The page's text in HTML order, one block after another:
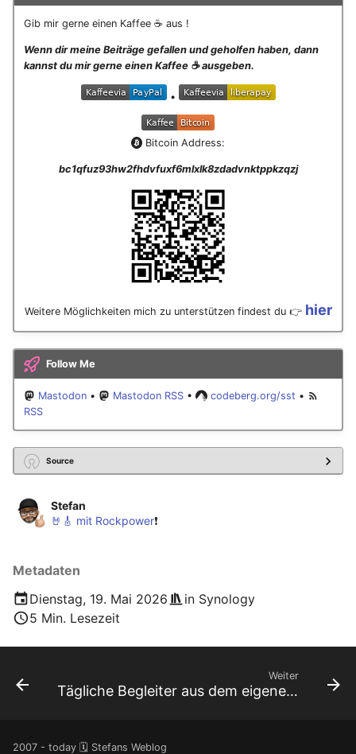
Stefan
🤘🎸 mit Rockpower❗️
Metadaten
Dienstag, 19. Mai 2026
in Synology
5 Min. Lesezeit
Gib mir gerne einen Kaffee ☕ aus !
Wenn dir meine Beiträge gefallen und geholfen haben, dann
kannst du mir gerne einen Kaffee ☕️ ausgeben.
•
Bitcoin Address:
bc1qfuz93hw2fhdvfuxf6mlxlk8zdadvnktppkzqzj
Weitere Möglichkeiten mich zu unterstützen findest du 👉 hier
Follow Me
Mastodon• Mastodon RSS • codeberg.org/sst •
RSS
Source
Weiter
Tägliche Begleiter aus dem eigenen Homelab
2007 - today 🗓️ Stefans Weblog